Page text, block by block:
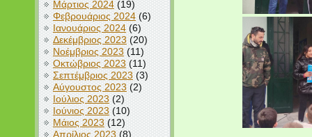
Μάρτιος 2024(19)
Φεβρουάριος 2024(6)
Ιανουάριος 2024(6)
Δεκέμβριος 2023 (20)
Νοέμβριος 2023 (11)
Οκτώβριος 2023(11)
Σεπτέμβριος 2023 (3)
Αύγουστος 2023 (2)
Ιούλιος 2023(2)
Ιούνιος 2023(10)
Μάιος 2023 (12)
Απρίλιος 2023 (8)